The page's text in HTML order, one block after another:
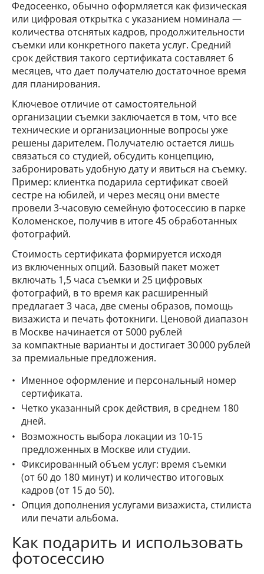
Федосеенко, обычно оформляется как физическая
или цифровая открытка с указанием номинала —
количества отснятых кадров, продолжительности
съемки или конкретного пакета услуг. Средний
срок действия такого сертификата составляет 6
месяцев, что дает получателю достаточное время
для планирования.
Ключевое отличие от самостоятельной
организации съемки заключается в том, что все
технические и организационные вопросы уже
решены дарителем. Получателю остается лишь
связаться со студией, обсудить концепцию,
забронировать удобную дату и явиться на съемку.
Пример: клиентка подарила сертификат своей
сестре на юбилей, и через месяц они вместе
провели 3-часовую семейную фотосессию в парке
Коломенское, получив в итоге 45 обработанных
фотографий.
Стоимость сертификата формируется исходя
из включенных опций. Базовый пакет может
включать 1,5 часа съемки и 25 цифровых
фотографий, в то время как расширенный
предлагает 3 часа, две смены образов, помощь
визажиста и печать фотокниги. Ценовой диапазон
в Москве начинается от 5000 рублей
за компактные варианты и достигает 30 000 рублей
за премиальные предложения.
Именное оформление и персональный номер
сертификата.
Четко указанный срок действия, в среднем 180
дней.
Возможность выбора локации из 10-15
предложенных в Москве или студии.
Фиксированный объем услуг: время съемки
(от 60 до 180 минут) и количество итоговых
кадров (от 15 до 50).
Опция дополнения услугами визажиста, стилиста
или печати альбома.
Как подарить и использовать
фотосессию